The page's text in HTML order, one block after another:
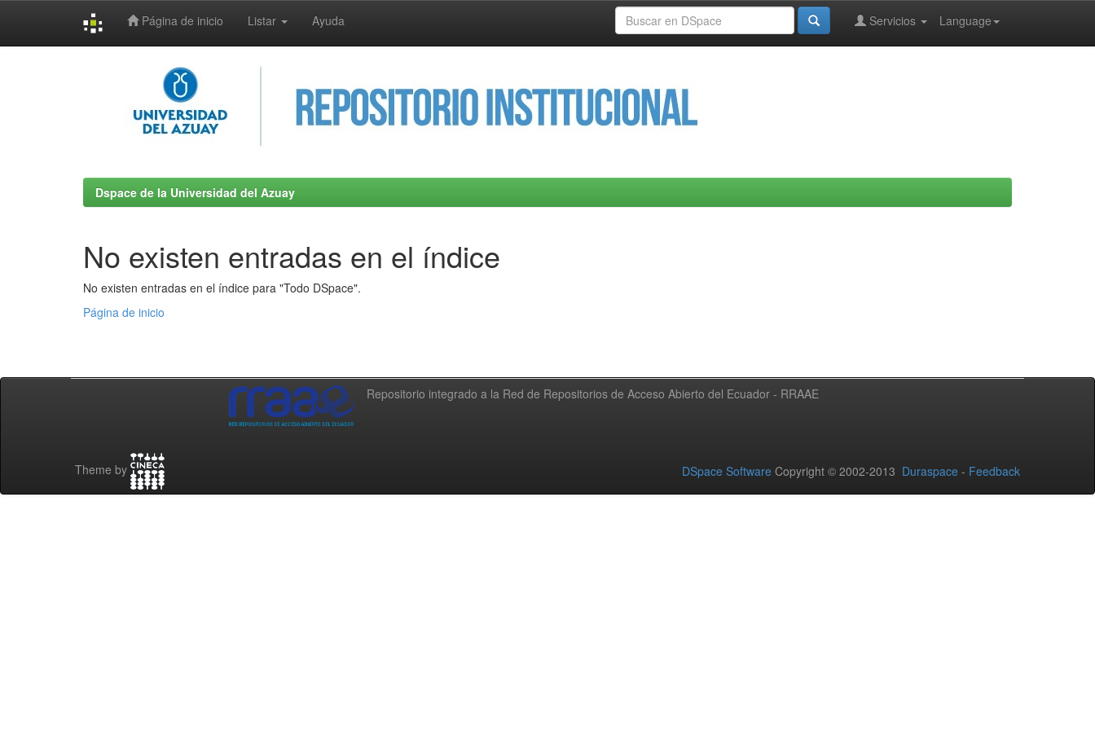
Página de inicio Listar Ayuda Language
Servicios
Dspace de la Universidad del Azuay
No existen entradas en el índice
No existen entradas en el índice para "Todo DSpace".
Página de inicio
Repositorio integrado a la Red de Repositorios de Acceso Abierto del Ecuador - RRAAE
Theme by DSpace Software Copyright © 2002-2013 Duraspace - Feedback